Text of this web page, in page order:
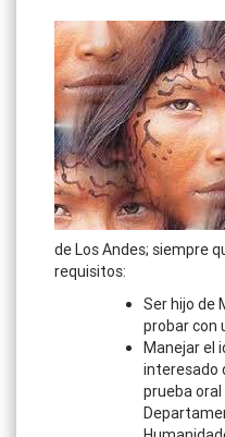
de Los Andes; siempre
requisitos:
Ser hijo de
probar con
Manejar el
interesado
prueba